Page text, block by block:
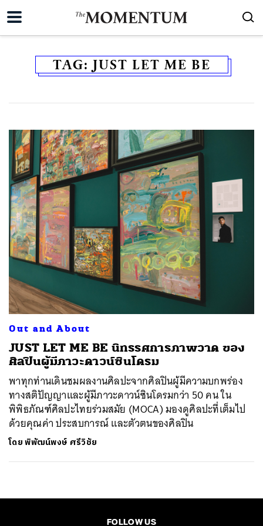
TAG: JUST LET ME BE
Out and About
JUST LET ME BE นิทรรศการภาพวาด ของ
ศิลปินผู้มีภาวะดาวน์ซินโดรม
พาทุกท่านเดินชมผลงานศิลปะจากศิลปินผู้มีความบกพร่อง
ทางสติปัญญาและผู้มีภาวะดาวน์ซินโดรมกว่า 50 คน ใน
พิพิธภัณฑ์ศิลปะไทยร่วมสมัย (MOCA) มองดูศิลปะที่เต็มไป
ด้วยคุณค่า ประสบการณ์ และตัวตนของศิลปิน
โดยพิพัฒน์พงษ์ ศรีวิชัย
FOLLOW US
ค้นหา
SHARE EMAIL